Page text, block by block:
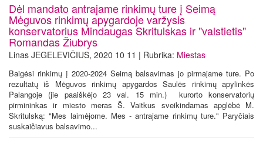
Dėl mandato antrajame rinkimų ture į Seimą
Mėguvos rinkimų apygardoje varžysis
konservatorius Mindaugas Skritulskas ir "valstietis"
Romandas Žiubrys
Linas JEGELEVIČIUS, 2020 10 11 | Rubrika: Miestas
Baigėsi rinkimų į 2020-2024 Seimą balsavimas jo pirmajame ture. Po
rezultatų iš Mėguvos rinkimų apygardos Saulės rinkimų apylinkės
Palangoje (jie paaiškėjo 23 val. 15 min.) kurorto konservatorių
pirmininkas ir miesto meras Š. Vaitkus sveikindamas apglėbė M.
Skritulską: "Mes laimėjome. Mes - antrajame rinkimų ture." Paryčiais
suskaičiavus balsavimo...